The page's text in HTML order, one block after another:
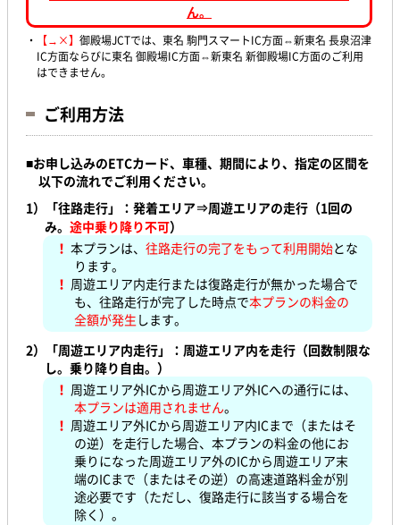
ん。
・ 【→×】 御殿場JCTでは、東名 駒門スマートIC方面⇔新東名 長泉沼津
IC方面ならびに東名 御殿場IC方面⇔新東名 新御殿場IC方面のご利用
はできません。
ご利用方法
■お申し込みのETCカード、車種、期間により、指定の区間を
以下の流れでご利用ください。
1）「往路走行」：発着エリア⇒周遊エリアの走行（1回の
み。 途中乗り降り不可）
！ 本プランは、 往路走行の完了をもって利用開始とな
ります。
！ 周遊エリア内走行または復路走行が無かった場合で
も、往路走行が完了した時点で本プランの料金の
全額が発生 します。
2）
「周遊エリア内走行」：周遊エリア内を走行（回数制限な
し。乗り降り自由。）
！ 周遊エリア外ICから周遊エリア外ICへの通行には、
本プランは適用されません。
！ 周遊エリア外ICから周遊エリア内ICまで（またはそ
の逆）を走行した場合、本プランの料金の他にお
乗りになった周遊エリア外のICから周遊エリア末
端のICまで（またはその逆）の高速道路料金が別
途必要です（ただし、復路走行に該当する場合を
除く）。